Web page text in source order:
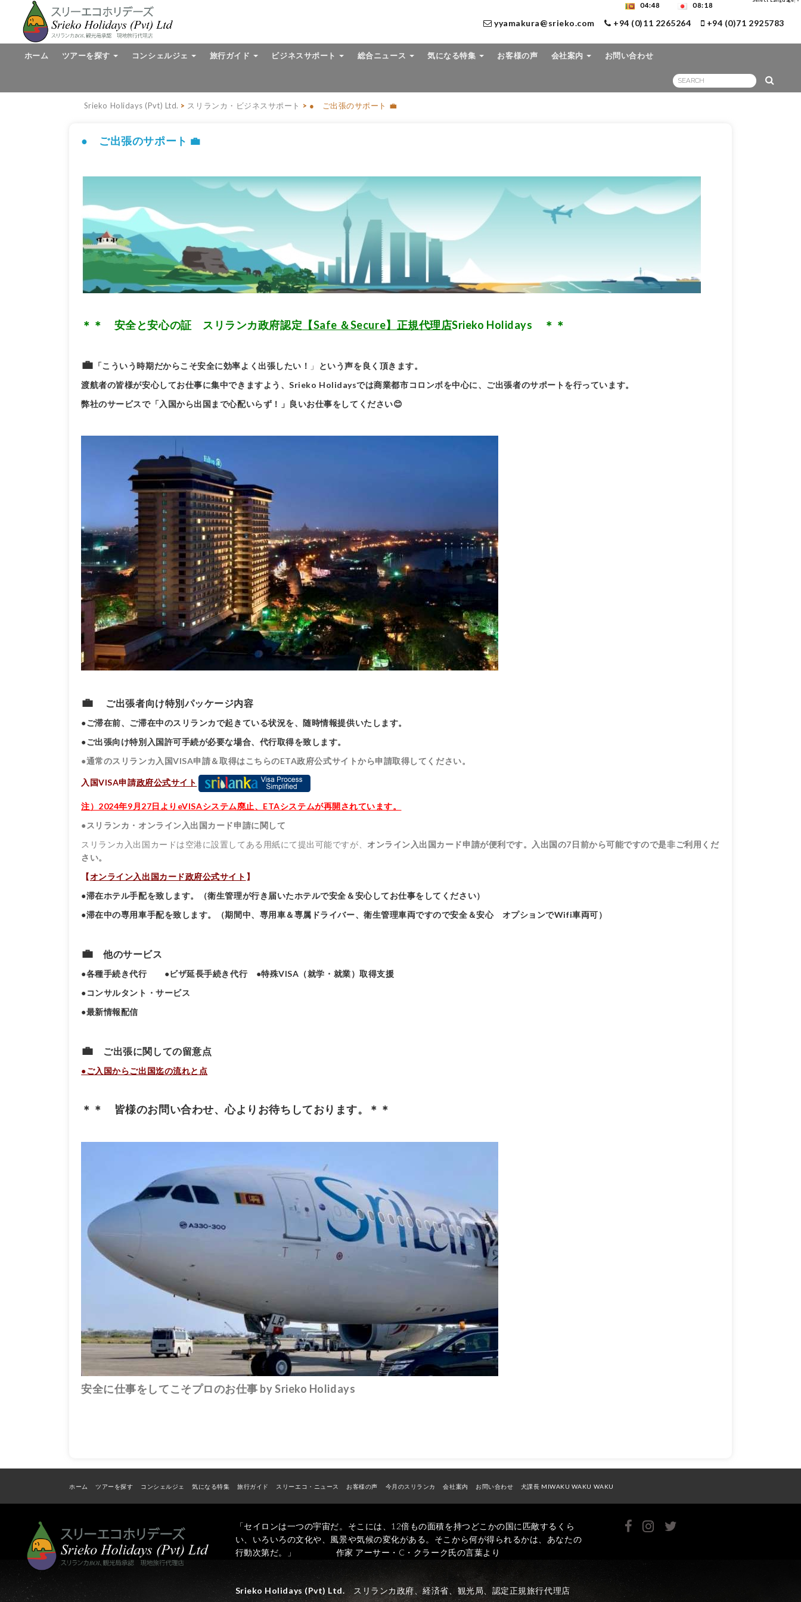
ホーム ツアーを探す コンシェルジェ 旅行ガイド ビジネスサポート 総合ニュース 気になる特集 お客様の声 会社案内 お問い合わせ
yyamakura@srieko.com +94 (0)11 2265264 +94 (0)71 2925783
04:48 08:18
Srieko Holidays (Pvt) Ltd. > スリランカ・ビジネスサポート > ● ご出張のサポート 💼
● ご出張のサポート 💼
＊＊ 安全と安心の証 スリランカ政府認定 【Safe ＆Secure】正規代理店Srieko Holidays ＊＊
💼 「こういう時期だからこそ安全に効率よく出張したい！ 」
という声を良く頂きます。
渡航者の皆様が安心してお仕事に集中できますよう、Srieko Holidaysでは商業都市コロンボを中心に、ご出張者のサポートを行っています。
弊社のサービスで「入国から出国まで心配いらず！」良いお仕事をしてください😊
💼 ご出張者向け特別パッケージ内容
●ご滞在前、ご滞在中のスリランカで起きている状況を、随時情報提供いたします。
●ご出張向け特別入国許可手続が必要な場合、代行取得を致します。
●通常のスリランカ入国VISA申請＆取得はこちらのETA政府公式サイトから申請取得してください。
入国VISA申請政府公式サイト
注）2024年9月27日よりeVISAシステム廃止、ETAシステムが再開されています。
● スリランカ・オンライン入出国カード申請に関して
スリランカ入出国カードは空港に設置してある用紙にて提出可能ですが、 オンライン入出国カード申請が便利です。入出国の7日前から可能ですので是非ご利用くだ
さい。
【オンライン入出国カード政府公式サイト 】
●滞在ホテル手配を致します。（衛生管理が行き届いたホテルで安全＆安心してお仕事をしてください）
●滞在中の専用車手配を致します。（期間中、専用車＆専属ドライバー、衛生管理車両ですので安全＆安心 オプションでWifi車両可）
💼 他のサービス
●各種手続き代行 ●ビザ延長手続き代行 ●特殊VISA（就学・就業）取得支援
●コンサルタント・サービス
●最新情報配信
💼 ご出張に関しての留意点
●ご入国からご出国迄の流れと 点
＊＊ 皆様のお問い合わせ、心よりお待ちしております。＊＊
安全に仕事をしてこそプロのお仕事 by Srieko Holidays
ホーム ツアーを探す コンシェルジェ 気になる特集 旅行ガイド スリーエコ・ニュース お客様の声 今月のスリランカ 会社案内 お問い合わせ 犬課長 MIWAKU WAKU WAKU
「セイロンは一つの宇宙だ。そこには、12倍もの面積を持つどこかの国に匹敵するくら
い、いろいろの文化や、風景や気候の変化がある。そこから何が得られるかは、あなたの
行動次第だ。」 作家 アーサー・C・クラーク氏の言葉より
Srieko Holidays (Pvt) Ltd.スリランカ政府、経済省、観光局、認定正規旅行代理店